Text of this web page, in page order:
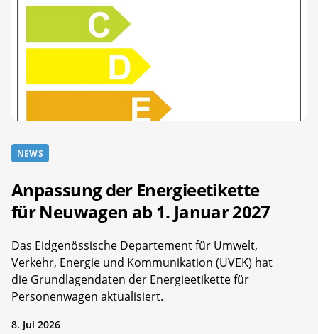
NEWS
Anpassung der Energieetikette
für Neuwagen ab 1. Januar 2027
Das Eidgenössische Departement für Umwelt,
Verkehr, Energie und Kommunikation (UVEK) hat
die Grundlagendaten der Energieetikette für
Personenwagen aktualisiert.
8. Jul 2026